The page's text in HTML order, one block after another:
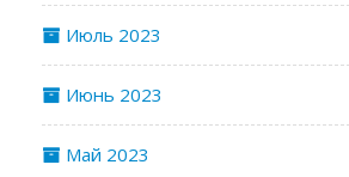
Июль 2023
Июнь 2023
Май 2023